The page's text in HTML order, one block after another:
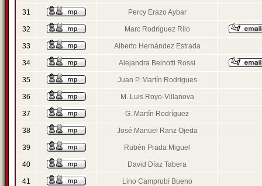
31 Percy Erazo Aybar
32 Marc Rodríguez Rilo
33 Alberto Hernández Estrada
34 Alejandra Beinotti Rossi
35 Juan P. Martín Rodrigues
36 M. Luis Royo-Villanova
37 G. Martín Rodríguez
38 José Manuel Ranz Ojeda
39 Rubén Prada Miguel
40 David Díaz Tabera
41 Lino Camprubí Bueno